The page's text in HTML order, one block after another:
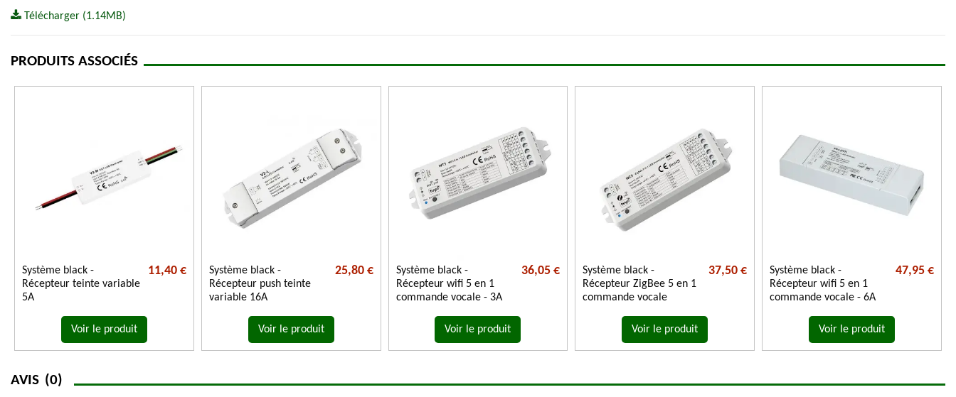
Télécharger (1.14MB)
PRODUITS ASSOCIÉS
Système black -
Récepteur teinte variable
5A
11,40 €
Voir le produit
Système black -
Récepteur push teinte
variable 16A
25,80 €
Voir le produit
Système black -
Récepteur wifi 5 en 1
commande vocale - 3A
36,05 €
Voir le produit
Système black -
Récepteur ZigBee 5 en 1
commande vocale
37,50 €
Voir le produit
Système black -
Récepteur wifi 5 en 1
commande vocale - 6A
47,95 €
Voir le produit
AVIS (0)